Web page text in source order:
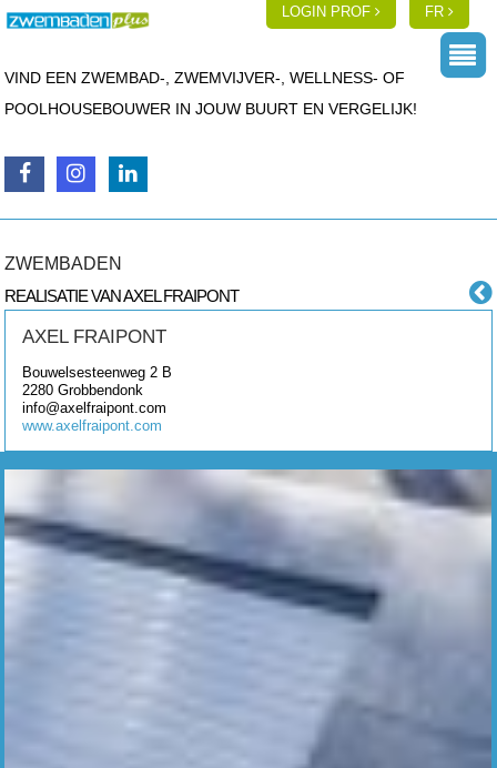
LOGIN PROF FR
VIND EEN ZWEMBAD-, ZWEMVIJVER-, WELLNESS- OF
POOLHOUSEBOUWER IN JOUW BUURT EN VERGELIJK!
ZWEMBADEN
REALISATIE VAN AXEL FRAIPONT
AXEL FRAIPONT
Bouwelsesteenweg 2 B
2280Grobbendonk
info@axelfraipont.com
www.axelfraipont.com